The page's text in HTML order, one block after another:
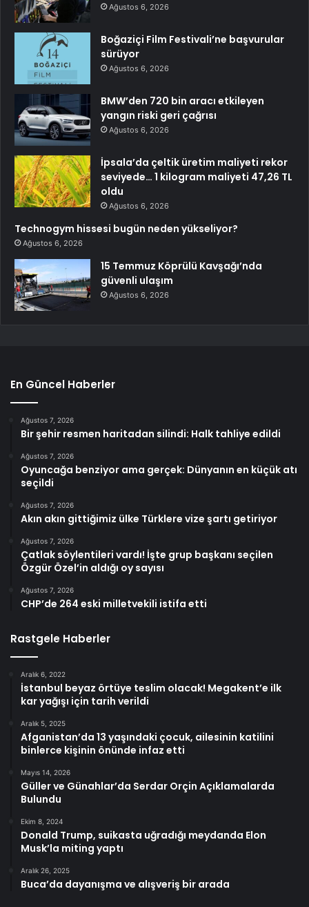
Ağustos 6, 2026
Boğaziçi Film Festivali’ne başvurular
sürüyor
Ağustos 6, 2026
BMW’den 720 bin aracı etkileyen
yangın riski geri çağrısı
Ağustos 6, 2026
İpsala’da çeltik üretim maliyeti rekor
seviyede… 1 kilogram maliyeti 47,26 TL
oldu
Ağustos 6, 2026
Technogym hissesi bugün neden yükseliyor?
Ağustos 6, 2026
15 Temmuz Köprülü Kavşağı’nda
güvenli ulaşım
Ağustos 6, 2026
En Güncel Haberler
Ağustos 7, 2026
Bir şehir resmen haritadan silindi: Halk tahliye edildi
Ağustos 7, 2026
Oyuncağa benziyor ama gerçek: Dünyanın en küçük atı
seçildi
Ağustos 7, 2026
Akın akın gittiğimiz ülke Türklere vize şartı getiriyor
Ağustos 7, 2026
Çatlak söylentileri vardı! İşte grup başkanı seçilen
Özgür Özel’in aldığı oy sayısı
Ağustos 7, 2026
CHP’de 264 eski milletvekili istifa etti
Rastgele Haberler
Aralık 6, 2022
İstanbul beyaz örtüye teslim olacak! Megakent’e ilk
kar yağışı için tarih verildi
Aralık 5, 2025
Afganistan’da 13 yaşındaki çocuk, ailesinin katilini
binlerce kişinin önünde infaz etti
Mayıs 14, 2026
Güller ve Günahlar’da Serdar Orçin Açıklamalarda
Bulundu
Ekim 8, 2024
Donald Trump, suikasta uğradığı meydanda Elon
Musk’la miting yaptı
Aralık 26, 2025
Buca’da dayanışma ve alışveriş bir arada